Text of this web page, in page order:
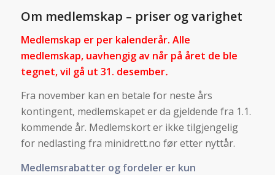
Om medlemskap – priser og varighet
Medlemskap er per kalenderår. Alle
medlemskap, uavhengig av når på året de ble
tegnet, vil gå ut 31. desember.
Fra november kan en betale for neste års
kontingent, medlemskapet er da gjeldende fra 1.1.
kommende år. Medlemskort er ikke tilgjengelig
for nedlasting fra minidrett.no før etter nyttår.
Medlemsrabatter og fordeler er kun